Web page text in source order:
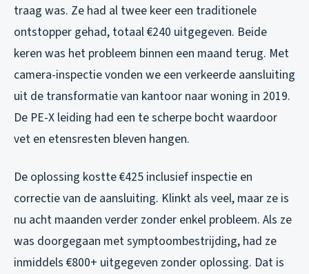
traag was. Ze had al twee keer een traditionele
ontstopper gehad, totaal €240 uitgegeven. Beide
keren was het probleem binnen een maand terug. Met
camera-inspectie vonden we een verkeerde aansluiting
uit de transformatie van kantoor naar woning in 2019.
De PE-X leiding had een te scherpe bocht waardoor
vet en etensresten bleven hangen.
De oplossing kostte €425 inclusief inspectie en
correctie van de aansluiting. Klinkt als veel, maar ze is
nu acht maanden verder zonder enkel probleem. Als ze
was doorgegaan met symptoombestrijding, had ze
inmiddels €800+ uitgegeven zonder oplossing. Dat is